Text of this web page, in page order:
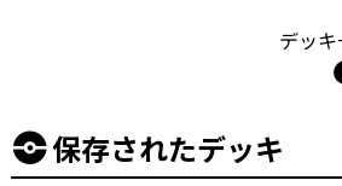
デッ
保存されたデッキ